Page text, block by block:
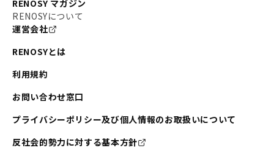
RENOSY マガジン
RENOSYについて
運営会社
RENOSYとは
利用規約
お問い合わせ窓口
プライバシーポリシー及び個人情報のお取扱いについて
反社会的勢力に対する基本方針